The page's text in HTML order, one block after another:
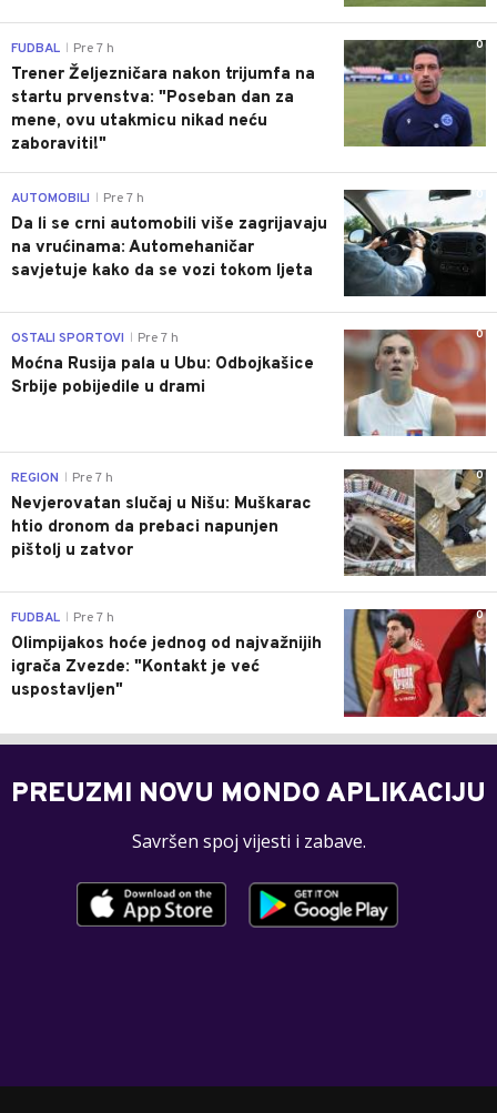
0
FUDBAL Pre 7 h
Trener Željezničara nakon trijumfa na
startu prvenstva: "Poseban dan za
mene, ovu utakmicu nikad neću
zaboraviti!"
AUTOMOBILI Pre 7 h
Da li se crni automobili više zagrijavaju
na vrućinama: Automehaničar
savjetuje kako da se vozi tokom ljeta
0
OSTALI SPORTOVI Pre 7 h
Moćna Rusija pala u Ubu: Odbojkašice
Srbije pobijedile u drami
0
REGION Pre 7 h
Nevjerovatan slučaj u Nišu: Muškarac
htio dronom da prebaci napunjen
pištolj u zatvor
0
FUDBAL Pre 7 h
Olimpijakos hoće jednog od najvažnijih
igrača Zvezde: "Kontakt je već
uspostavljen"
PREUZMI NOVU MONDO APLIKACIJU
Savršen spoj vijesti i zabave.